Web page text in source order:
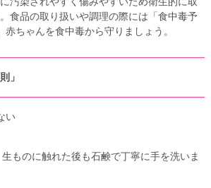
食品の取り扱いや調理の際には「食中毒予
ちゃんを食中毒から守りましょう。
」
い
ものに触れた後も石鹸で丁寧に手を洗いま